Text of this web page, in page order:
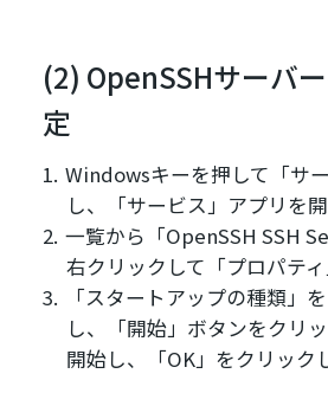
(2) OpenSSHサーバ
定
Windowsキーを押して「サ
し、「サービス」アプリを開
一覧から「OpenSSH SSH
右クリックして「プロパティ
「スタートアップの種類」
し、「開始」ボタンをクリ
開始し、「OK」をクリック